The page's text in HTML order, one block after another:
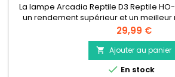
La lampe Arcadia Reptile D3 Reptile
un rendement supérieur et un
énergétique que les anciennes lampes
La lampe Arcadia D3 Reptile HO-T5
d'UV-A en utilisant la dernière
fluorescent. La lampe Arcadia Reptile
fournit une...
Prix
29,99 €
 Ajouter au panier
 En stock